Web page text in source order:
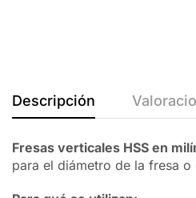
Descripción
Fresas verticales HSS en
para el diámetro de la fresa